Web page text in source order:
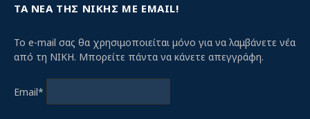
ΤΑ ΝΕΑ ΤΗΣ ΝΙΚΗΣ ΜΕ EMAIL!
Το e-mail σας θα χρησιμοποιείται μόνο για να λαμβάνετε νέα
από τη ΝΙΚΗ. Μπορείτε πάντα να κάνετε απεγγράφη.
Email*